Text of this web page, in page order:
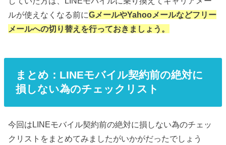
ルが使えなくなる前にGメールやYahooメールなどフリー
メールへの切り替えを行っておきましょう。
まとめ：LINEモバイル契約前の絶対に
損しない為のチェックリスト
今回はLINEモバイル契約前の絶対に損しない為のチェッ
クリストをまとめてみましたがいかがだったでしょう